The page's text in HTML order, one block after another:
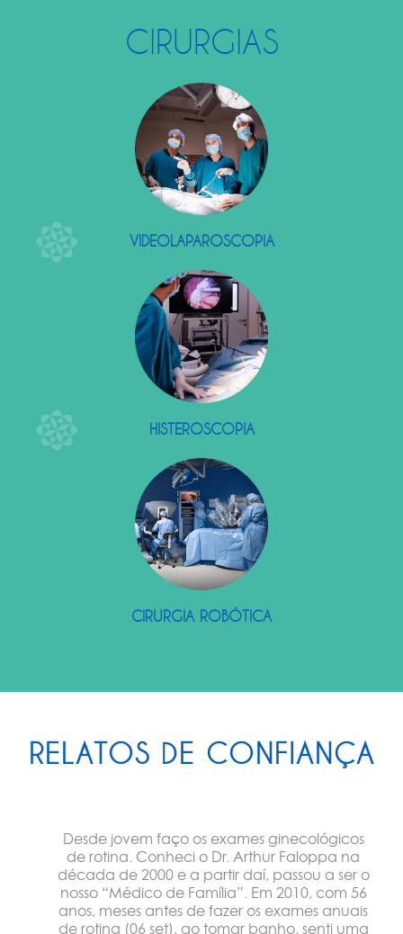
CIRURGIAS
VIDEOLAPAROSCOPIA
HISTEROSCOPIA
CIRURGIA ROBÓTICA
RELATOS DE CONFIANÇA
Desde jovem faço os exames ginecológicos
de rotina. Conheci o Dr. Arthur Faloppa na
década de 2000 e a partir daí, passou a ser o
nosso “Médico de Família”. Em 2010, com 56
anos, meses antes de fazer os exames anuais
de rotina (06 set), ao tomar banho, senti uma